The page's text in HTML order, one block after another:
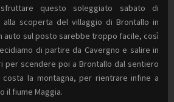
questo soleggiato sabato di
scoperta del villaggio di Brontallo in
auto sul posto sarebbe troppo facile, così
di partire da Cavergno e salire in
per scendere poi a Brontallo dal sentiero
la montagna, per rientrare infine a
il fiume Maggia.